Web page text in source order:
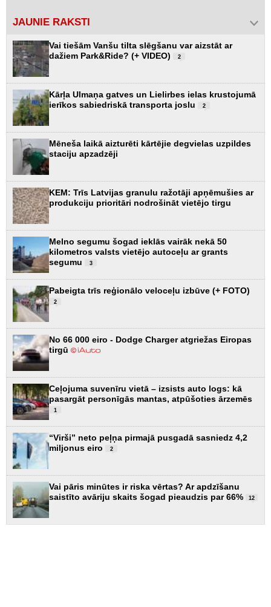
JAUNIE RAKSTI
Vai tiešām Vanšu tilta slēgšanu var aizstāt ar
dažiem Park&Ride? (+ VIDEO)
2
Kārļa Ulmaņa gatves un Lielirbes ielas krustojumā
ierīkos sabiedriskā transporta joslu
2
Mēneša laikā aizturēti kārtējie degvielas uzpildes
staciju apzadzēji
KEM: Trīs Latvijas granulu ražotāji apņēmušies ar
produkciju prioritāri nodrošināt vietējo tirgu
Melno segumu šogad ieklās vairāk nekā 50
kilometros valsts vietējo autoceļu ar grants
segumu
3
Pabeigta trīs reģionālo veloceļu izbūve (+ FOTO)
2
No 66 000 eiro - Dodge Charger atgriežas Eiropas
tirgū
Ceļojuma suvenīru vietā – izsists auto logs: kā
pasargāt personīgās mantas, atpūšoties ārzemēs
1
“Virši” neto peļņa pirmajā pusgadā sasniedz 4,2
miljonus eiro
2
Vai pāris minūtes ir riska vērtas? Ar apdzīšanu
saistīto avāriju skaits šogad pieaudzis par 66%
12